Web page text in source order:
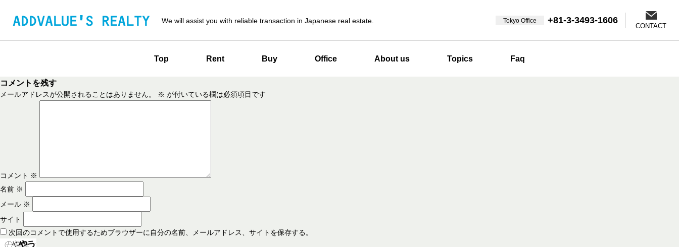
We will assist you with reliable transaction in Japanese real estate. Tokyo Office +81-3-3493-1606
CONTACT
Top Rent Buy Office About us Topics Faq
コメントを残す
メールアドレスが公開されることはありません。 ※ が付いている欄は必須項目です
コメント ※
名前 ※
メール ※
サイト
次回のコメントで使用するためブラウザーに自分の名前、メールアドレス、サイトを保存する。